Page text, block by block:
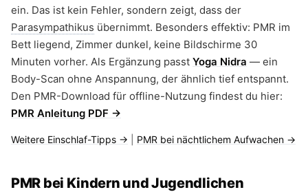
ein. Das ist kein Fehler, sondern zeigt, dass der
Parasympathikus übernimmt. Besonders effektiv: PMR im
Bett liegend, Zimmer dunkel, keine Bildschirme 30
Minuten vorher. Als Ergänzung passt Yoga Nidra — ein
Body-Scan ohne Anspannung, der ähnlich tief entspannt.
Den PMR-Download für offline-Nutzung findest du hier:
PMR Anleitung PDF →
Weitere Einschlaf-Tipps → PMR bei nächtlichem Aufwachen →
PMR bei Kindern und Jugendlichen